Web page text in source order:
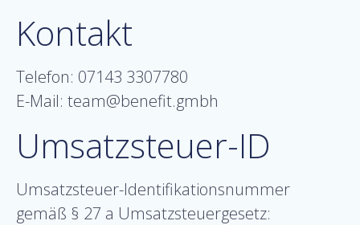
Kontakt
Telefon: 07143 3307780
E-Mail: team@benefit.gmbh
Umsatzsteuer-ID
Umsatzsteuer-Identifikationsnummer
gemäß § 27 a Umsatzsteuergesetz: